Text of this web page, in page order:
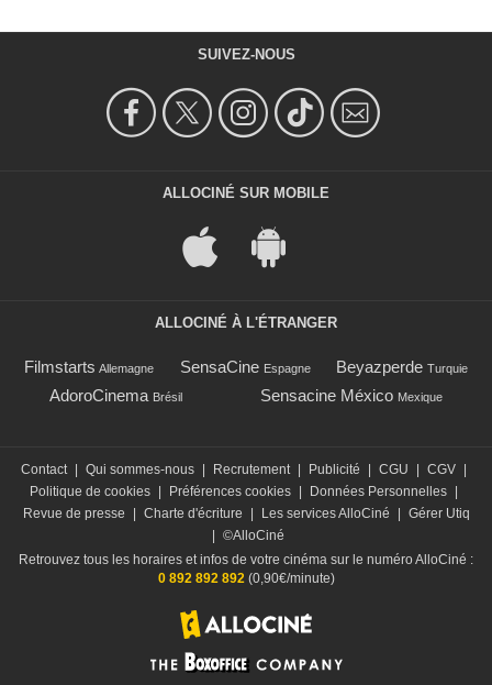
SUIVEZ-NOUS
ALLOCINÉ SUR MOBILE
ALLOCINÉ À L'ÉTRANGER
Filmstarts Allemagne SensaCine Espagne Beyazperde Turquie
AdoroCinema Brésil Sensacine México Mexique
Contact | Qui sommes-nous | Recrutement | Publicité | CGU | CGV |
Politique de cookies | Préférences cookies | Données Personnelles |
Revue de presse
| Charte d'écriture | Les services AlloCiné | Gérer Utiq
| ©AlloCiné
Retrouvez tous les horaires et infos de votre cinéma sur le numéro AlloCiné :
0 892 892 892 (0,90€/minute)